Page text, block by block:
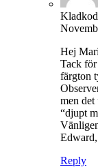
Hej
Tack
färgton
men det
“djupt
Reply